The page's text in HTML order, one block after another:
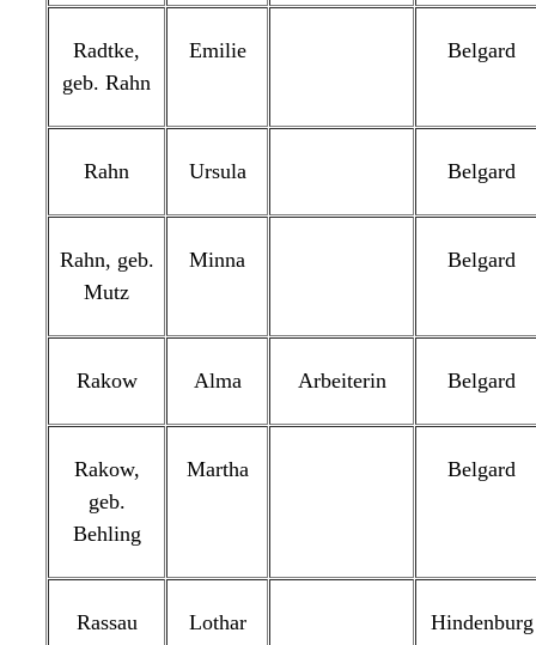
Radtke,
geb. Rahn
Emilie Belgard
Rahn Ursula Belgard
Rahn, geb.
Mutz
Minna Belgard
Rakow Alma Arbeiterin Belgard
Rakow,
geb.
Behling
Martha Belgard
Rassau Lothar Hindenburg